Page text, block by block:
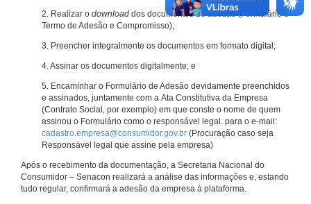
2. Realizar o download dos documentos de adesão (Formulário e
Termo de Adesão e Compromisso);
3. Preencher integralmente os documentos em formato digital;
4. Assinar os documentos digitalmente; e
5. Encaminhar o Formulário de Adesão devidamente preenchidos
e assinados, juntamente com a Ata Constitutiva da Empresa
(Contrato Social, por exemplo) em que conste o nome de quem
assinou o Formulário como o responsável legal. para o e-mail:
cadastro.empresa@consumidor.gov.br (Procuração caso seja
Responsável legal que assine pela empresa)
Após o recebimento da documentação, a Secretaria Nacional do
Consumidor – Senacon realizará a análise das informações e, estando
tudo regular, confirmará a adesão da empresa à plataforma.